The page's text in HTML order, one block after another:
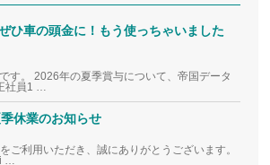
ひ車の頭金に！もう使っちゃいました
す。 2026年の夏季賞与について、帝国データ
社員1 …
休業のお知らせ
ご利用いただき、誠にありがとうございます。
…